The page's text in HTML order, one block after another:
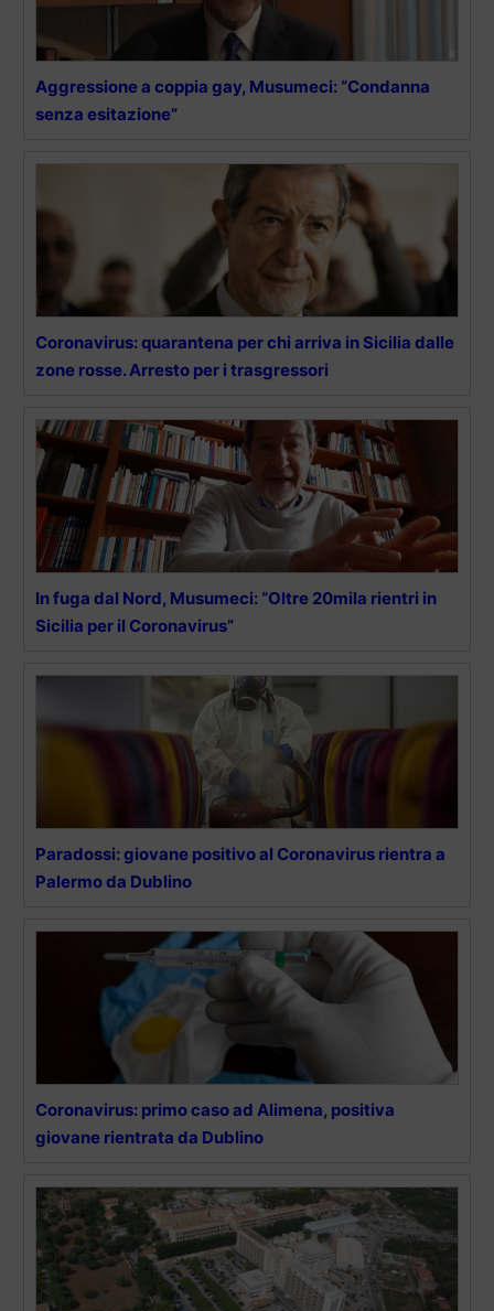
Aggressione a coppia gay, Musumeci: “Condanna
senza esitazione”
Coronavirus: quarantena per chi arriva in Sicilia dalle
zone rosse. Arresto per i trasgressori
In fuga dal Nord, Musumeci: “Oltre 20mila rientri in
Sicilia per il Coronavirus”
Paradossi: giovane positivo al Coronavirus rientra a
Palermo da Dublino
Coronavirus: primo caso ad Alimena, positiva
giovane rientrata da Dublino